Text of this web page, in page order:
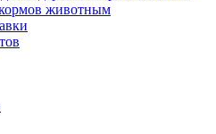
животным